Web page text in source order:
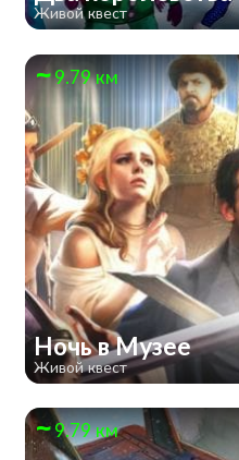
Живой квест
9.79 км
Ночь в Музее
Живой квест
9.79 км